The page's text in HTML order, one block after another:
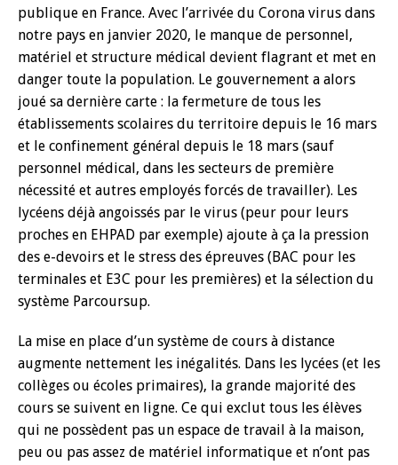
publique en France. Avec l’arrivée du Corona virus dans
notre pays en janvier 2020, le manque de personnel,
matériel et structure médical devient flagrant et met en
danger toute la population. Le gouvernement a alors
joué sa dernière carte : la fermeture de tous les
établissements scolaires du territoire depuis le 16 mars
et le confinement général depuis le 18 mars (sauf
personnel médical, dans les secteurs de première
nécessité et autres employés forcés de travailler). Les
lycéens déjà angoissés par le virus (peur pour leurs
proches en EHPAD par exemple) ajoute à ça la pression
des e-devoirs et le stress des épreuves (BAC pour les
terminales et E3C pour les premières) et la sélection du
système Parcoursup.
La mise en place d’un système de cours à distance
augmente nettement les inégalités. Dans les lycées (et les
collèges ou écoles primaires), la grande majorité des
cours se suivent en ligne. Ce qui exclut tous les élèves
qui ne possèdent pas un espace de travail à la maison,
peu ou pas assez de matériel informatique et n’ont pas